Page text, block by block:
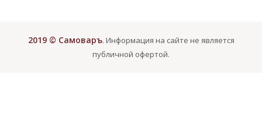
2019 © Самоваръ. Информация на сайте не является
публичной офертой.